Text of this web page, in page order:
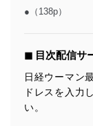
●（138p）
◼︎ 目次配信サ
日経ウーマン
ドレスを入力
い。